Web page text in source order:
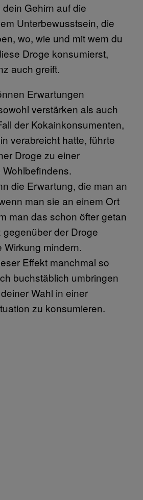
Gehirn auf die
Unterbewusstsein, die
wo, wie und mit wem du
Droge konsumierst,
auch greift.
Erwartungen
verstärken als auch
der Kokainkonsumenten,
verabreicht hatte, führte
Droge zu einer
die Erwartung, die man an
man sie an einem Ort
man das schon öfter getan
gegenüber der Droge
Wirkung mindern.
Effekt manchmal so
buchstäblich umbringen
Wahl in einer
zu konsumieren.